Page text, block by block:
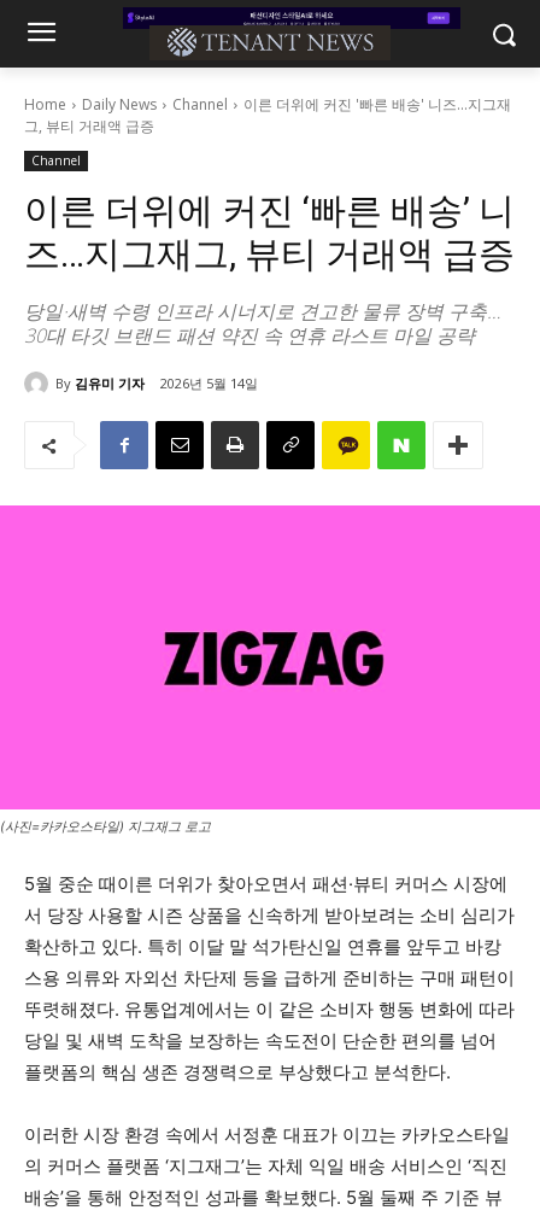
Home Daily News Channel
이른 더위에 커진 '빠른 배송' 니즈…지그재
그, 뷰티 거래액 급증
Channel
이른 더위에 커진 ‘빠른 배송’ 니
즈…지그재그, 뷰티 거래액 급증
당일·새벽 수령 인프라 시너지로 견고한 물류 장벽 구축…
30대 타깃 브랜드 패션 약진 속 연휴 라스트 마일 공략
By 김유미 기자 2026년 5월 14일
(사진=카카오스타일) 지그재그 로고
5월 중순 때이른 더위가 찾아오면서 패션·뷰티 커머스 시장에
서 당장 사용할 시즌 상품을 신속하게 받아보려는 소비 심리가
확산하고 있다. 특히 이달 말 석가탄신일 연휴를 앞두고 바캉
스용 의류와 자외선 차단제 등을 급하게 준비하는 구매 패턴이
뚜렷해졌다. 유통업계에서는 이 같은 소비자 행동 변화에 따라
당일 및 새벽 도착을 보장하는 속도전이 단순한 편의를 넘어
플랫폼의 핵심 생존 경쟁력으로 부상했다고 분석한다.
이러한 시장 환경 속에서 서정훈 대표가 이끄는 카카오스타일
의 커머스 플랫폼 ‘지그재그’는 자체 익일 배송 서비스인 ‘직진
배송’을 통해 안정적인 성과를 확보했다. 5월 둘째 주 기준 뷰